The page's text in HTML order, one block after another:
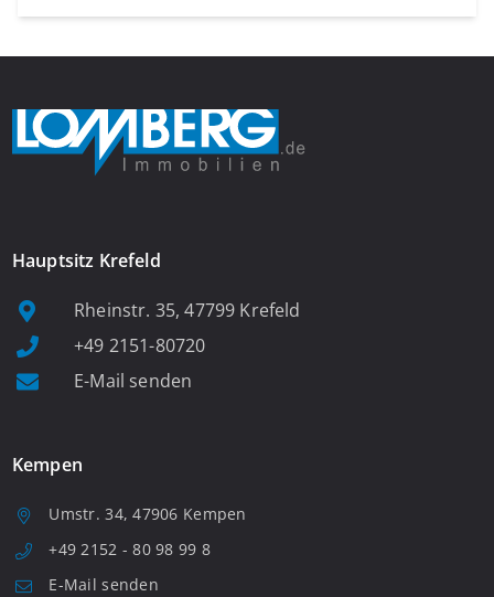
Hauptsitz Krefeld
Rheinstr. 35, 47799 Krefeld
+49 2151-80720
E-Mail senden
Kempen
Umstr. 34, 47906 Kempen
+49 2152 - 80 98 99 8
E-Mail senden